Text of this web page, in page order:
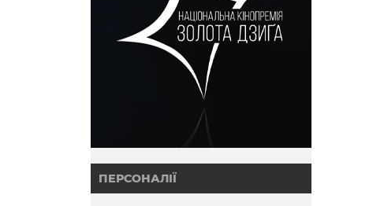
ПЕРСОНАЛІЇ